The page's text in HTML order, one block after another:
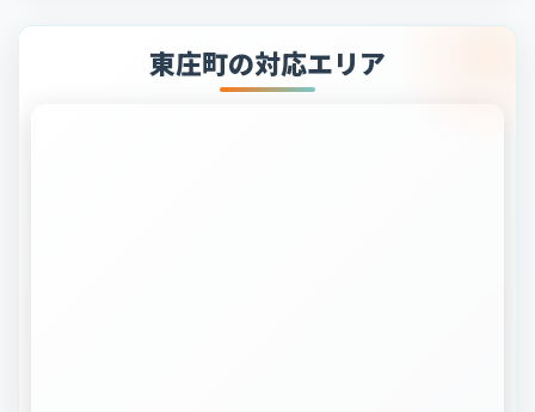
東庄町の対応エリア